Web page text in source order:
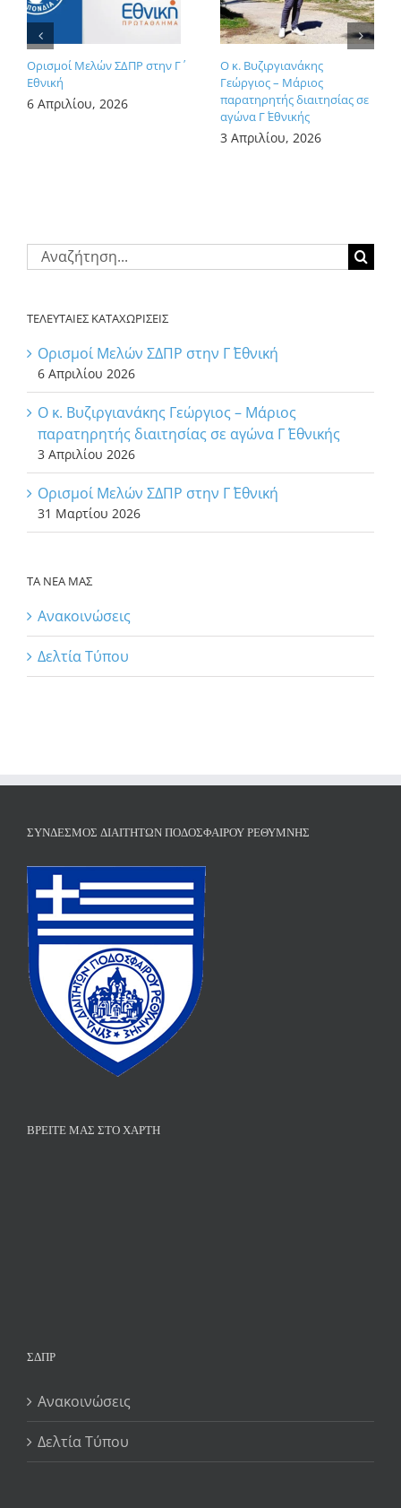
Ορισμοί Μελών ΣΔΠΡ στην Γ΄
Εθνική
6 Απριλίου, 2026
Ο κ. Βυζιργιανάκης
Γεώργιος – Μάριος
παρατηρητής διαιτησίας σε
αγώνα Γ΄ Εθνικής
3 Απριλίου, 2026
Αναζήτηση
για:
ΤΕΛΕΥΤΑΙΕΣ ΚΑΤΑΧΩΡΙΣΕΙΣ
Ορισμοί Μελών ΣΔΠΡ στην Γ΄ Εθνική
6 Απριλίου 2026
Ο κ. Βυζιργιανάκης Γεώργιος – Μάριος
παρατηρητής διαιτησίας σε αγώνα Γ΄ Εθνικής
3 Απριλίου 2026
Ορισμοί Μελών ΣΔΠΡ στην Γ΄ Εθνική
31 Μαρτίου 2026
ΤΑ ΝΕΑ ΜΑΣ
Ανακοινώσεις
Δελτία Τύπου
ΣΎΝΔΕΣΜΟΣ ΔΙΑΙΤΗΤΏΝ ΠΟΔΟΣΦΑΊΡΟΥ ΡΕΘΎΜΝΗΣ
ΒΡΕΊΤΕ ΜΑΣ ΣΤΟ ΧΆΡΤΗ
ΣΔΠΡ
Ανακοινώσεις
Δελτία Τύπου